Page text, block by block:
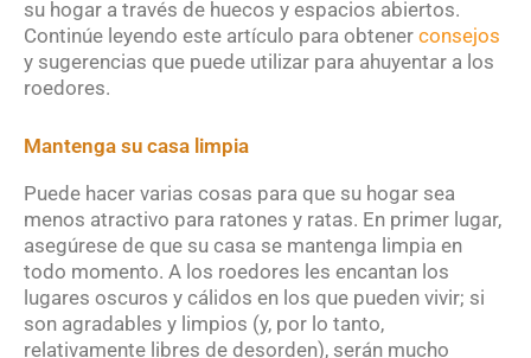
su hogar a través de huecos y espacios abiertos.
Continúe leyendo este artículo para obtener consejos
y sugerencias que puede utilizar para ahuyentar a los
roedores.
Mantenga su casa limpia
Puede hacer varias cosas para que su hogar sea
menos atractivo para ratones y ratas. En primer lugar,
asegúrese de que su casa se mantenga limpia en
todo momento. A los roedores les encantan los
lugares oscuros y cálidos en los que pueden vivir; si
son agradables y limpios (y, por lo tanto,
relativamente libres de desorden), serán mucho